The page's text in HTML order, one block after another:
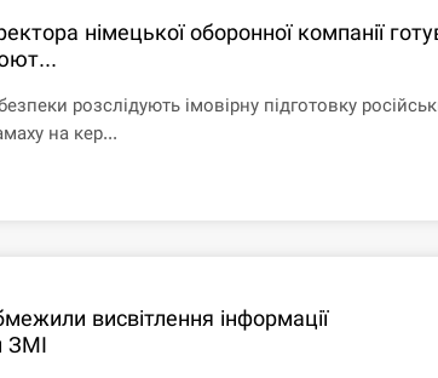
німецької оборонної компанії
розслідують імовірну підготовку
на кер...
висвітлення інформації
ЗМІ